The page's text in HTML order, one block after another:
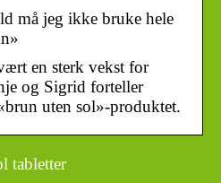
må jeg ikke bruke hele
en sterk vekst for
og Sigrid forteller
uten sol»-produktet.
tabletter